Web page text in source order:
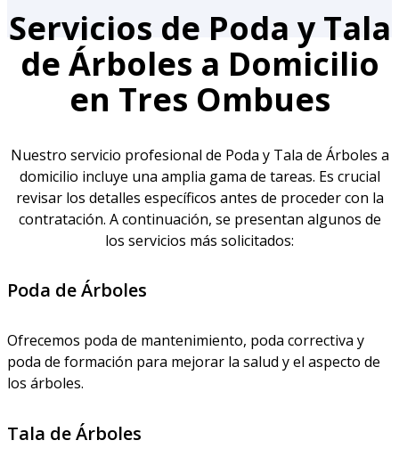
Servicios de Poda y Tala
de Árboles a Domicilio
en Tres Ombues
Nuestro servicio profesional de Poda y Tala de Árboles a
domicilio incluye una amplia gama de tareas. Es crucial
revisar los detalles específicos antes de proceder con la
contratación. A continuación, se presentan algunos de
los servicios más solicitados:
Poda de Árboles
Ofrecemos poda de mantenimiento, poda correctiva y
poda de formación para mejorar la salud y el aspecto de
los árboles.
Tala de Árboles